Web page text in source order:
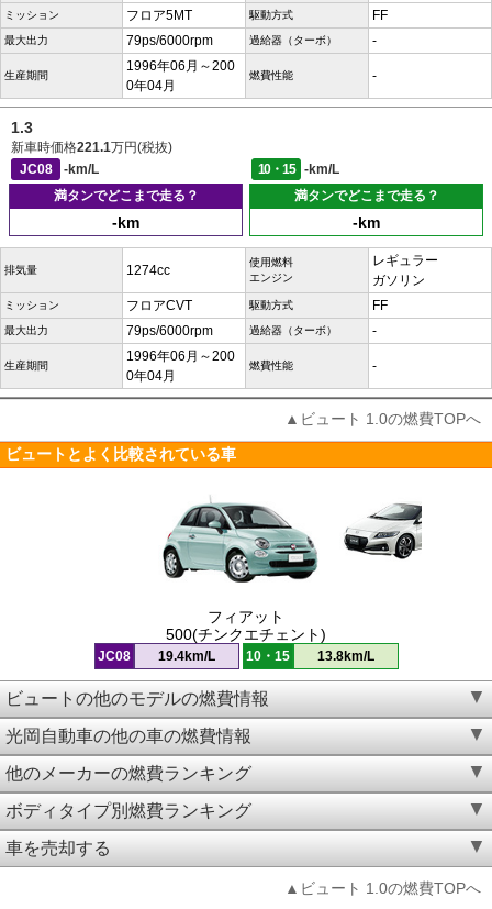
ミッション フロア5MT 駆動方式 FF
最大出力 79ps/6000rpm 過給器（ターボ） -
生産期間
1996年06月～200
0年04月
燃費性能 -
1.3
新車時価格221.1万円(税抜)
JC08
-km/L 10・15
-km/L
満タンでどこまで走る？
-km
満タンでどこまで走る？
-km
排気量 1274cc
使用燃料
エンジン
レギュラー
ガソリン
ミッション フロアCVT 駆動方式 FF
最大出力 79ps/6000rpm 過給器（ターボ） -
生産期間
1996年06月～200
0年04月
燃費性能 -
▲ビュート 1.0の燃費TOPへ
ビュートとよく比較されている車
フィアット
500(チンクエチェント)
JC08 19.4km/L 10・15 13.8km/L
ビュートの他のモデルの燃費情報
光岡自動車の他の車の燃費情報
他のメーカーの燃費ランキング
ボディタイプ別燃費ランキング
車を売却する
▲ビュート 1.0の燃費TOPへ